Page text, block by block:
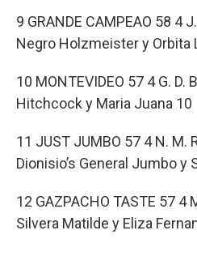
9 GRANDE CAMPEAO 58 4
Negro Holzmeister y Orbita
10 MONTEVIDEO 57 4 G. D.
Hitchcock y Maria Juana 10
11 JUST JUMBO 57 4 N. M.
Dionisio’s General Jumbo y
12 GAZPACHO TASTE 57 4
Silvera Matilde y Eliza